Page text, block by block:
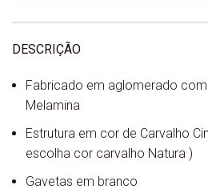
DESCRIÇÃO
Fabricado em aglomerado
Melamina
Estrutura em cor de Carvalho
escolha cor carvalho Natura )
Gavetas em branco